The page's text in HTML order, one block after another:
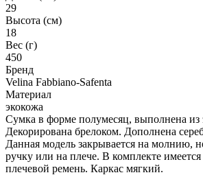
29
Высота (см)
18
Вес (г)
450
Бренд
Velina Fabbiano-Safenta
Материал
экокожа
Сумка в форме полумесяц, выполнена из
Декорирована брелоком. Дополнена
Данная модель закрывается на молнию,
ручку или на плече. В комплекте
плечевой ремень. Каркас мягкий.